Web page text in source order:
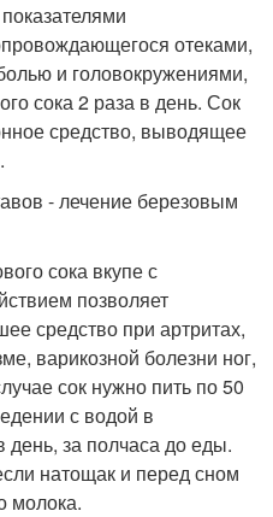
отеками,
и головокружениями,
сока 2 раза в день. Сок
средство, выводящее
- лечение березовым
сока вкупе с
позволяет
средство при артритах,
варикозной болезни ног,
сок нужно пить по 50
с водой в
за полчаса до еды.
натощак и перед сном
молока.